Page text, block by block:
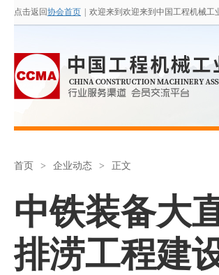
点击返回协会首页 欢迎来到欢迎来到中国工程机械工
首页 > 企业动态 > 正文
中铁装备大
排涝工程建